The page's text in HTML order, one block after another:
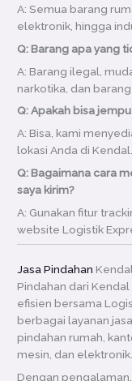
A: Semua barang
elektronik, hingga
Q: Barang apa yang
A: Barang ilegal,
narkotika, dan
Q: Apakah bisa
A: Bisa, kami
lokasi Anda di Kendal.
Q: Bagaimana cara
saya kirim?
A: Gunakan fitur
website Logistik
Jasa Pindahan
Pindahan dari
efisien bersama
berbagai layanan
pindahan rumah,
mesin, dan elektronik.
Dengan